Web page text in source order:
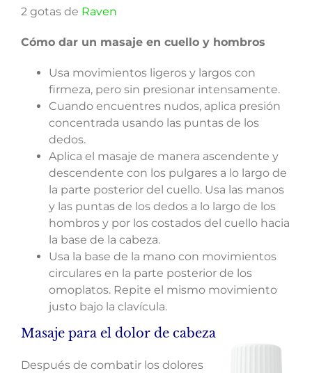
2 gotas de Raven
Cómo dar un masaje en cuello y hombros
Usa movimientos ligeros y largos con
firmeza, pero sin presionar intensamente.
Cuando encuentres nudos, aplica presión
concentrada usando las puntas de los
dedos.
Aplica el masaje de manera ascendente y
descendente con los pulgares a lo largo de
la parte posterior del cuello. Usa las manos
y las puntas de los dedos a lo largo de los
hombros y por los costados del cuello hacia
la base de la cabeza.
Usa la base de la mano con movimientos
circulares en la parte posterior de los
omoplatos. Repite el mismo movimiento
justo bajo la clavícula.
Masaje para el dolor de cabeza
Después de combatir los dolores